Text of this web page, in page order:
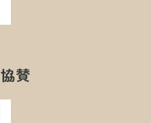
協賛